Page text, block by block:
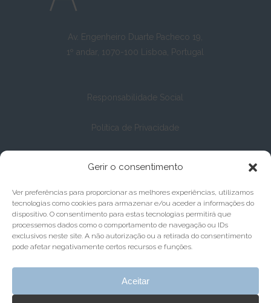
Gerir o consentimento
Ver preferências para proporcionar as melhores experiências, utilizamos
tecnologias como cookies para armazenar e/ou aceder a informações do
dispositivo. O consentimento para estas tecnologias permitirá que
processemos dados como o comportamento de navegação ou IDs
exclusivos neste site. A não autorização ou a retirada do consentimento
pode afetar negativamente certos recursos e funções.
Aceitar
Av. Engenheiro Duarte Pacheco 19,
1º andar, 1070-100 Lisboa, Portugal
Responsabilidade Social
Política de Privacidade